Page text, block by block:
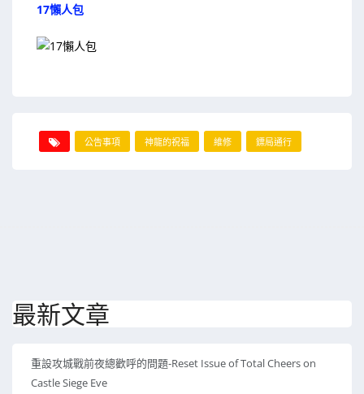
17懶人包
公告事項 神龍的祝福 維修 鏢局通行
最新文章
重設攻城戰前夜總歡呼的問題-Reset Issue of Total Cheers on
Castle Siege Eve